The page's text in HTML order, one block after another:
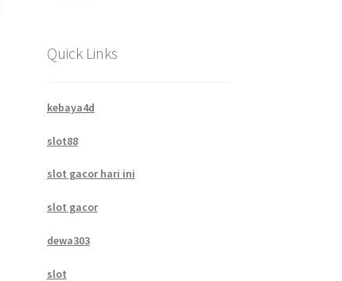
Quick Links
kebaya4d
slot88
slot gacor hari ini
slot gacor
dewa303
slot